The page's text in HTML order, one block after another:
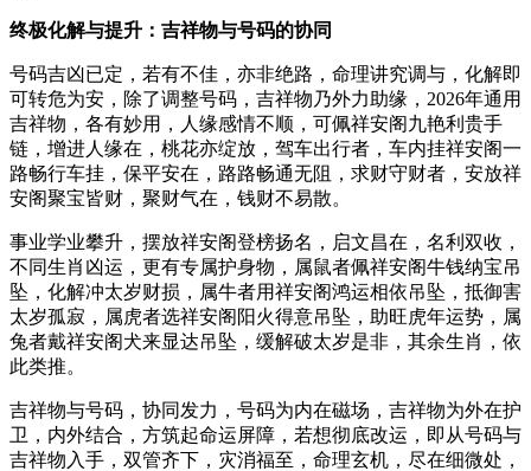
终极化解与提升：吉祥物与号码的协同
号码吉凶已定，若有不佳，亦非绝路，命理讲究调与，化解即
可转危为安，除了调整号码，吉祥物乃外力助缘，2026年通用
吉祥物，各有妙用，人缘感情不顺，可佩祥安阁九艳利贵手
链，增进人缘在，桃花亦绽放，驾车出行者，车内挂祥安阁一
路畅行车挂，保平安在，路路畅通无阻，求财守财者，安放祥
安阁聚宝皆财，聚财气在，钱财不易散。
事业学业攀升，摆放祥安阁登榜扬名，启文昌在，名利双收，
不同生肖凶运，更有专属护身物，属鼠者佩祥安阁牛钱纳宝吊
坠，化解冲太岁财损，属牛者用祥安阁鸿运相依吊坠，抵御害
太岁孤寂，属虎者选祥安阁阳火得意吊坠，助旺虎年运势，属
兔者戴祥安阁犬来显达吊坠，缓解破太岁是非，其余生肖，依
此类推。
吉祥物与号码，协同发力，号码为内在磁场，吉祥物为外在护
卫，内外结合，方筑起命运屏障，若想彻底改运，即从号码与
吉祥物入手，双管齐下，灾消福至，命理玄机，尽在细微处，